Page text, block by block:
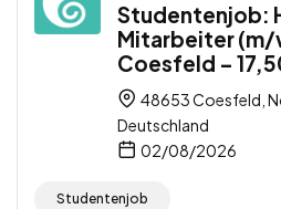
Studentenjob:
Mitarbeiter
Coesfeld –
48653 Coesfeld,
Deutschland
02/08/2026
Studentenjob